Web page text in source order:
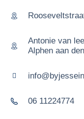
Antonie van
Alphen aan
06 11224774